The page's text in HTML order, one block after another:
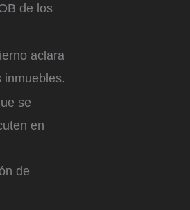
de los
aclara
inmuebles.
se
en
de